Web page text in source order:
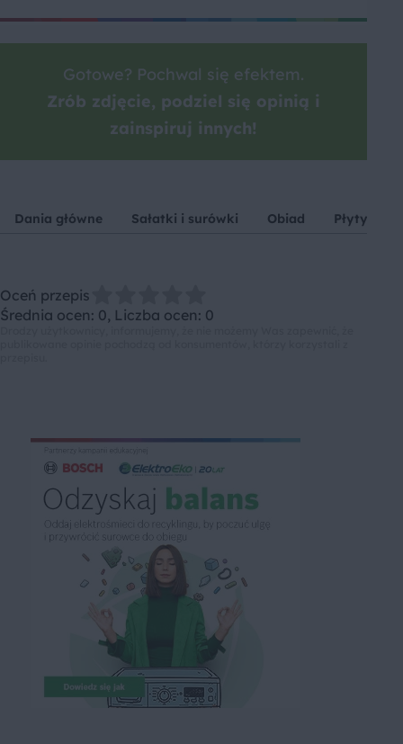
Gotowe? Pochwal się efektem.
Zrób zdjęcie, podziel się opinią i
zainspiruj innych!
Dania główne Sałatki i surówki Obiad Płyty
Oceń przepis
Średnia ocen: 0, Liczba ocen: 0